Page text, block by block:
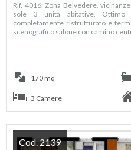
Rif. 4016: Zona Belvedere,
sole 3 unità abitative, Ottimo
completamente ristrutturato e
scenografico salone con camino
170 mq
3 Camere
Cod. 2139